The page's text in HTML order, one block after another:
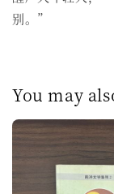
别。”
You may